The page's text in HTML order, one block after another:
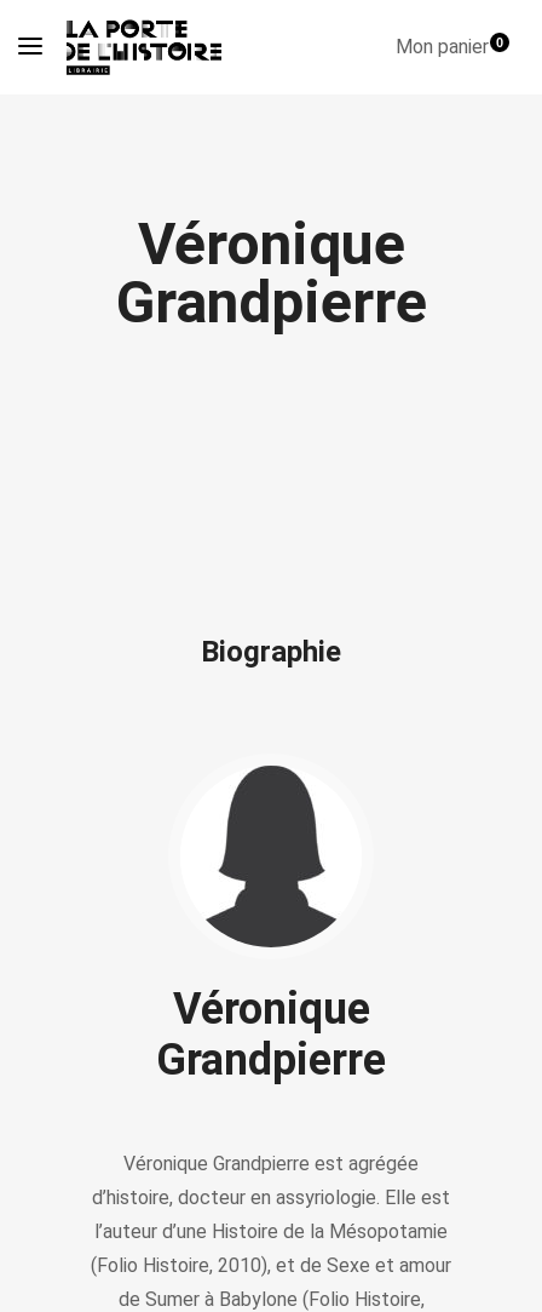
Mon panier0
Véronique
Grandpierre
Biographie
Véronique
Grandpierre
Véronique Grandpierre est agrégée
d’histoire, docteur en assyriologie. Elle est
l’auteur d’une Histoire de la Mésopotamie
(Folio Histoire, 2010), et de Sexe et amour
de Sumer à Babylone (Folio Histoire,